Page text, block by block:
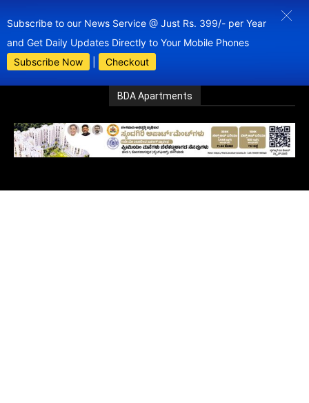
Subscribe to our News Service @ Just Rs. 399/- per Year
and Get Daily Updates Directly to Your Mobile Phones
Subscribe Now
Checkout
BDA Apartments